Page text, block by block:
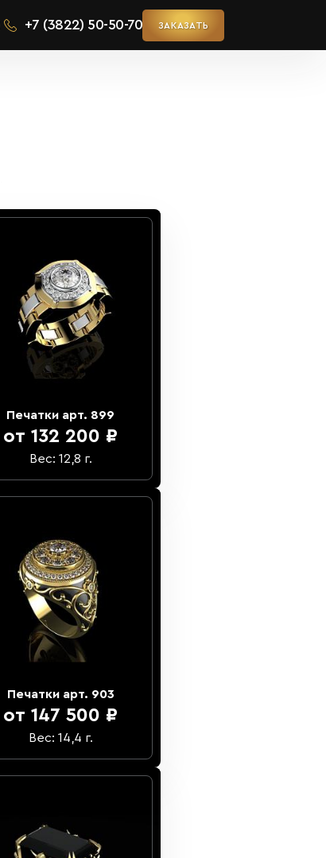
+7 (3822) 50-50-70 ЗАКАЗАТЬ
Печатки арт. 899
от 132 200 ₽
Вес: 12,8 г.
Печатки арт. 903
от 147 500 ₽
Вес: 14,4 г.